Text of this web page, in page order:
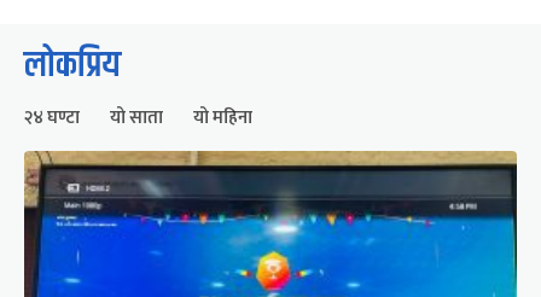
लोकप्रिय
२४ घण्टा यो साता यो महिना